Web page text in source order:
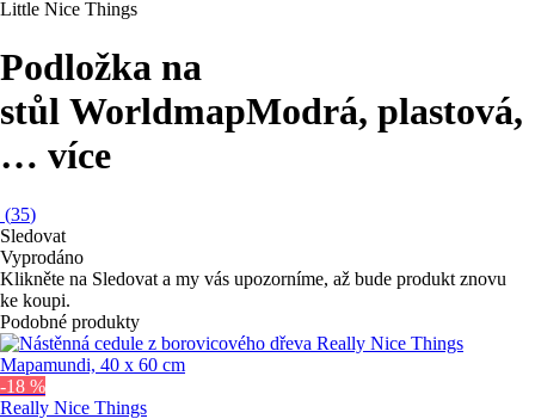
Little Nice Things
Podložka na
stůl WorldmapModrá, plastová,
… více
(35)
Sledovat
Vyprodáno
Klikněte na Sledovat a my vás upozorníme, až bude produkt znovu
ke koupi.
Podobné produkty
-18 %
Really Nice Things